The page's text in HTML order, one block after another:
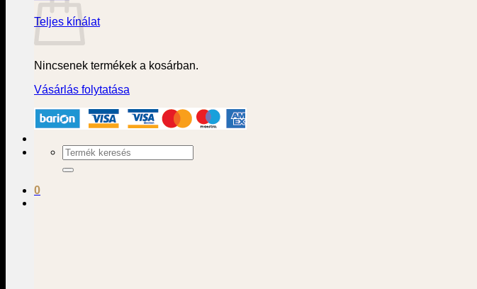
Nincsenek termékek a kosárban.
Vásárlás folytatása
Keresés
a
következőre:
0
Teljes kínálat